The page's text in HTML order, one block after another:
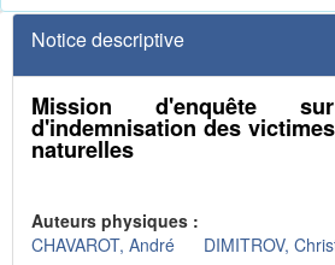
Notice descriptive
Mission d'enquête
d'indemnisation des
naturelles
Auteurs physiques :
CHAVAROT, André
DIMITROV,